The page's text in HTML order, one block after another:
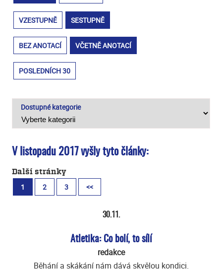
VZESTUPNĚ SESTUPNĚ
BEZ ANOTACÍ VČETNĚ ANOTACÍ
POSLEDNÍCH 30
Dostupné kategorie
V listopadu 2017 vyšly tyto články:
Další stránky
1 2 3 <<
30.11.
Atletika: Co bolí, to sílí
redakce
Běhání a skákání nám dává skvělou kondici.